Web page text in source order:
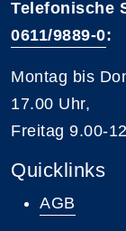
Telefonische
0611/9889-0:
Montag bis
17.00 Uhr,
Freitag 9.00-
Quicklinks
AGB